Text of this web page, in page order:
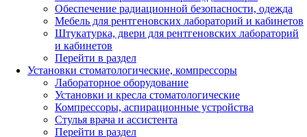
Обеспечение радиационной безопасности, одежда
Мебель для рентгеновских лабораторий и кабинетов
Штукатурка, двери для рентгеновских лабораторий
и кабинетов
Перейти в раздел
Установки стоматологические, компрессоры
Лабораторное оборудование
Установки и кресла стоматологические
Компрессоры, аспирационные устройства
Стулья врача и ассистента
Перейти в раздел